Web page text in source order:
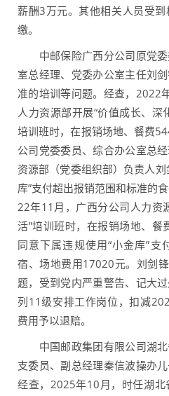
薪酬3万元。其他相关人员受
缴。
中邮保险广西分公司原党委
室总经理、党委办公室主任刘
准的培训等问题。经查，2022
人力资源部开展“价值成长、深
培训班时，在报销场地、餐费
公司党委委员、综合办公室总
资源部（党委组织部）负责人
库”支付超出报销范围和标准的
22年11月，广西分公司人力资
活”培训班时，在报销场地、
同意下属违规使用“小金库”
宿、场地费用17020元。刘剑
题，受到党内严重警告、记大
列11级安排工作岗位，扣减
费用予以退赔。
中国邮政集团有限公司湖北
支委员、副总经理秦信波操办
经查，2025年10月，时任湖